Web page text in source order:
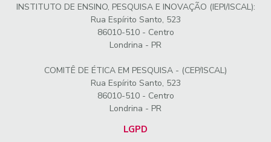
INSTITUTO DE ENSINO, PESQUISA E INOVAÇÃO (IEPI/ISCAL):
Rua Espírito Santo, 523
86010-510 - Centro
Londrina - PR
COMITÊ DE ÉTICA EM PESQUISA - (CEP/ISCAL)
Rua Espírito Santo, 523
86010-510 - Centro
Londrina - PR
LGPD